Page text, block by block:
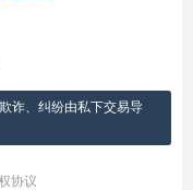
诈、纠纷由私下交易导
协议